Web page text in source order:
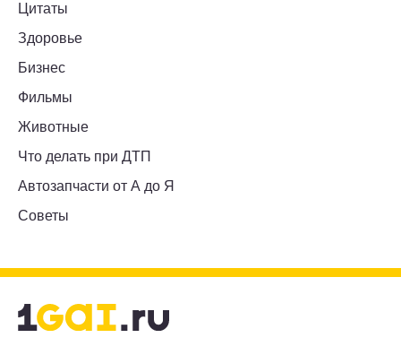
Цитаты
Здоровье
Бизнес
Фильмы
Животные
Что делать при ДТП
Автозапчасти от А до Я
Советы